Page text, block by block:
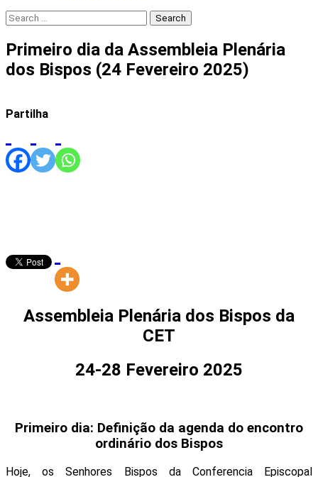
Search
for:
Primeiro dia da Assembleia Plenária
dos Bispos (24 Fevereiro 2025)
Partilha
Assembleia Plenária dos Bispos da
CET
24-28 Fevereiro 2025
Primeiro dia: Definição da agenda do encontro
ordinário dos Bispos
Hoje, os Senhores Bispos da Conferencia Episcopal